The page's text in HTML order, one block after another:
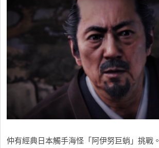
仲有經典日本觸手海怪「阿伊努巨蛸」挑戰。